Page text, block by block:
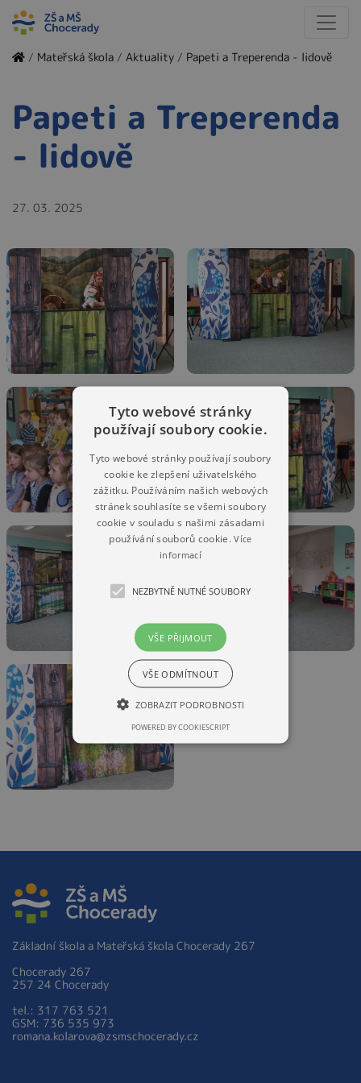
/ Mateřská škola / Aktuality / Papeti a Treperenda - lidově
Papeti a Treperenda
- lidově
27. 03. 2025
Základní škola a Mateřská škola Chocerady 267
Chocerady 267
257 24 Chocerady
tel.: 317 763 521
GSM: 736 535 973
romana.kolarova@zsmschocerady.cz
Tyto webové stránky
používají soubory cookie.
Tyto webové stránky používají soubory
cookie ke zlepšení uživatelského
zážitku. Používáním našich webových
stránek souhlasíte se všemi soubory
cookie v souladu s našimi zásadami
používání souborů cookie.Více
informací
NEZBYTNĚ NUTNÉ SOUBORY
VŠE PŘIJMOUT
VŠE ODMÍTNOUT
ZOBRAZIT PODROBNOSTI
POWERED BY COOKIESCRIPT